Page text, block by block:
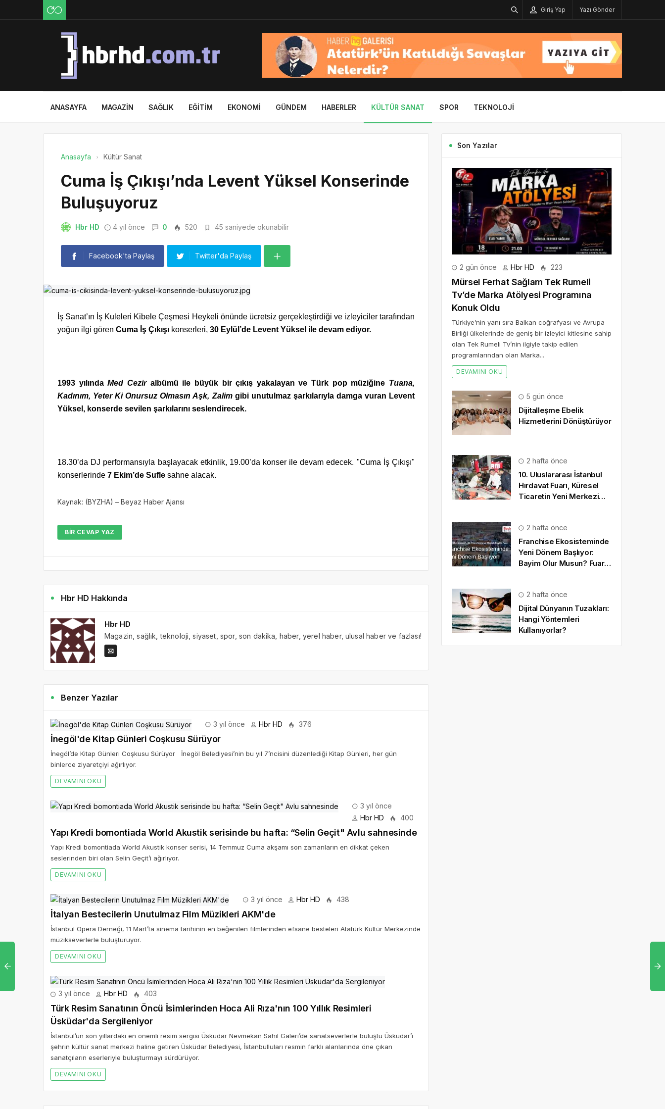
Giriş Yap Yazı Gönder
ANASAYFA MAGAZIN SAĞLIK EĞITIM EKONOMI GÜNDEM HABERLER KÜLTÜR SANAT SPOR TEKNOLOJI
Anasayfa Kültür Sanat
Cuma İş Çıkışı’nda Levent Yüksel Konserinde
Buluşuyoruz
Hbr HD 4 yıl önce 0 520 45 saniyede okunabilir
Facebook'ta Paylaş Twitter'da Paylaş
İş Sanat’ın İş Kuleleri Kibele Çeşmesi Heykeli önünde ücretsiz gerçekleştirdiği ve izleyiciler tarafından
yoğun ilgi gören Cuma İş Çıkışı konserleri, 30 Eylül’de Levent Yüksel ile devam ediyor.
1993 yılındaMed Ceziralbümü ile büyük bir çıkış yakalayan ve Türk pop müziğine Tuana,
Kadınım, Yeter Ki Onursuz Olmasın Aşk, Zalimgibi unutulmaz şarkılarıyla damga vuran Levent
Yüksel, konserde sevilen şarkılarını seslendirecek.
18.30’da DJ performansıyla başlayacak etkinlik, 19.00’da konser ile devam edecek. "Cuma İş Çıkışı"
konserlerinde 7 Ekim’de Sufle sahne alacak.
Kaynak: (BYZHA) – Beyaz Haber Ajansı
BIR CEVAP YAZ
Hbr HD Hakkında
Hbr HD
Magazin, sağlık, teknoloji, siyaset, spor, son dakika, haber, yerel haber, ulusal haber ve fazlası!
Benzer Yazılar
3 yıl önce Hbr HD 376
İnegöl'de Kitap Günleri Coşkusu Sürüyor
İnegöl’de Kitap Günleri Coşkusu Sürüyor İnegöl Belediyesi’nin bu yıl 7’ncisini düzenlediği Kitap Günleri, her gün
binlerce ziyaretçiyi ağırlıyor.
DEVAMINI OKU
3 yıl önce
Hbr HD
400
Yapı Kredi bomontiada World Akustik serisinde bu hafta: “Selin Geçit" Avlu sahnesinde
Yapı Kredi bomontiada World Akustik konser serisi, 14 Temmuz Cuma akşamı son zamanların en dikkat çeken
seslerinden biri olan Selin Geçit’i ağırlıyor.
DEVAMINI OKU
3 yıl önce Hbr HD 438
İtalyan Bestecilerin Unutulmaz Film Müzikleri AKM'de
İstanbul Opera Derneği, 11 Mart’ta sinema tarihinin en beğenilen filmlerinden efsane besteleri Atatürk Kültür Merkezinde
müzikseverlerle buluşturuyor.
DEVAMINI OKU
3 yıl önce Hbr HD 403
Türk Resim Sanatının Öncü İsimlerinden Hoca Ali Rıza'nın 100 Yıllık Resimleri
Üsküdar'da Sergileniyor
İstanbul’un son yıllardaki en önemli resim sergisi Üsküdar Nevmekan Sahil Galeri’de sanatseverlerle buluştu Üsküdar’ı
şehrin kültür sanat merkezi haline getiren Üsküdar Belediyesi, İstanbulluları resmin farklı alanlarında öne çıkan
sanatçıların eserleriyle buluşturmayı sürdürüyor.
DEVAMINI OKU
Son Yazılar
2 gün önce Hbr HD 223
Mürsel Ferhat Sağlam Tek Rumeli
Tv’de Marka Atölyesi Programına
Konuk Oldu
Türkiye’nin yanı sıra Balkan coğrafyası ve Avrupa
Birliği ülkelerinde de geniş bir izleyici kitlesine sahip
olan Tek Rumeli Tv’nin ilgiyle takip edilen
programlarından olan Marka...
DEVAMINI OKU
5 gün önce
Dijitalleşme Ebelik
Hizmetlerini Dönüştürüyor
2 hafta önce
10. Uluslararası İstanbul
Hırdavat Fuarı, Küresel
Ticaretin Yeni Merkezi
2 hafta önce
Franchise Ekosisteminde
Yeni Dönem Başlıyor:
Bayim Olur Musun? Fuarı
2 hafta önce
Dijital Dünyanın Tuzakları:
Hangi Yöntemleri
Kullanıyorlar?